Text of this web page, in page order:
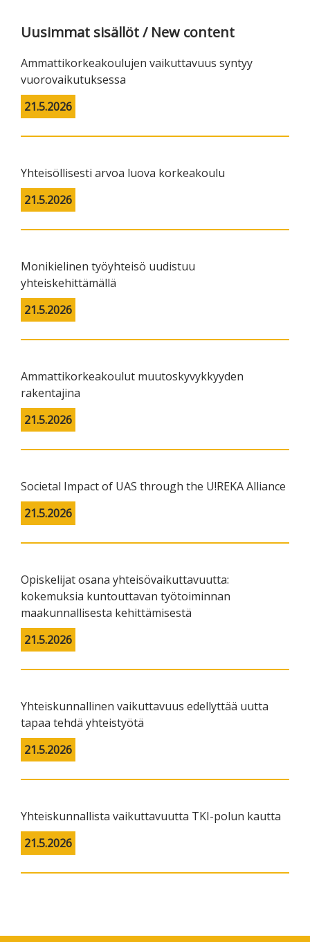
Uusimmat sisällöt / New content
Ammattikorkeakoulujen vaikuttavuus syntyy
vuorovaikutuksessa
21.5.2026
Yhteisöllisesti arvoa luova korkeakoulu
21.5.2026
Monikielinen työyhteisö uudistuu
yhteiskehittämällä
21.5.2026
Ammattikorkeakoulut muutoskyvykkyyden
rakentajina
21.5.2026
Societal Impact of UAS through the U!REKA Alliance
21.5.2026
Opiskelijat osana yhteisövaikuttavuutta:
kokemuksia kuntouttavan työtoiminnan
maakunnallisesta kehittämisestä
21.5.2026
Yhteiskunnallinen vaikuttavuus edellyttää uutta
tapaa tehdä yhteistyötä
21.5.2026
Yhteiskunnallista vaikuttavuutta TKI-polun kautta
21.5.2026